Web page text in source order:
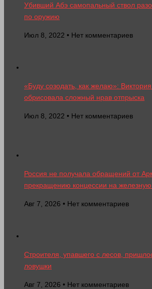
Убивший Абэ самопальный ствол
по оружию
Июл 8, 2022 • Нет комментариев
«Буду созодать, как желаю»:
обрисовала сложный нрав отпрыска
Июл 8, 2022 • Нет комментариев
Россия не получала обращений от
прекращению концессии на железную
Авг 7, 2026 • Нет комментариев
Строителя, упавшего с лесов,
ловушки
Авг 7, 2026 • Нет комментариев